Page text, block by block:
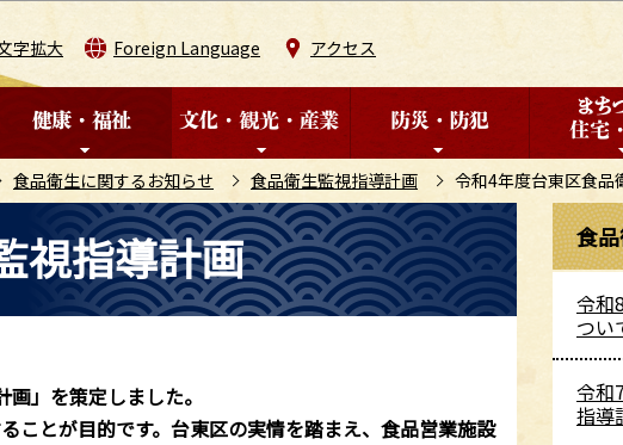
字拡大 Foreign Language アクセス
食品衛生に関するお知らせ 食品衛生監視指導計画 令和4年度台東区食品
視指導計画
」を策定しました。
ことが目的です。台東区の実情を踏まえ、食品営業施設
食
令和
つい
令和
指導